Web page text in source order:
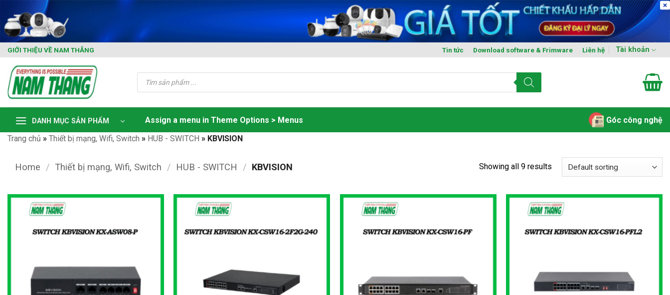
content
GIỚI THIỆU VỀ NAM THẮNG Tin tức Download software & Frimware Liên hệ Tài khoản
Tìm
kiếm
phẩm
DANH MỤC SẢN PHẨM Assign a menu in Theme Options > Menus
Góc công nghệ
Trang chủ » Thiết bị mạng, Wifi, Switch » HUB - SWITCH » KBVISION
Home / Thiết bị mạng, Wifi, Switch / HUB - SWITCH / KBVISION Showing all 9 results